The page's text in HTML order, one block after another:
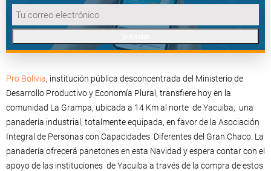
Pro Bolivia, institución pública desconcentrada del Ministerio de
Desarrollo Productivo y Economía Plural, transfiere hoy en la
comunidad La Grampa, ubicada a 14 Km al norte de Yacuiba, una
panadería industrial, totalmente equipada, en favor de la Asociación
Integral de Personas con Capacidades Diferentes del Gran Chaco. La
panadería ofrecerá panetones en esta Navidad y espera contar con el
apoyo de las instituciones de Yacuiba a través de la compra de estos